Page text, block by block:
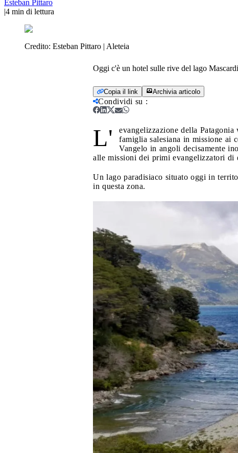
Esteban Pittaro
|4 min di lettura
Credito: Esteban Pittaro | Aleteia
Oggi c'è un hotel sulle rive del lago
Copia il link Archivia articolo
Condividi su :
L'
evangelizzazione della
famiglia salesiana in missione ai
Vangelo in angoli decisamente
alle missioni dei primi evangelizzatori di
Un lago paradisiaco situato oggi in
in questa zona.